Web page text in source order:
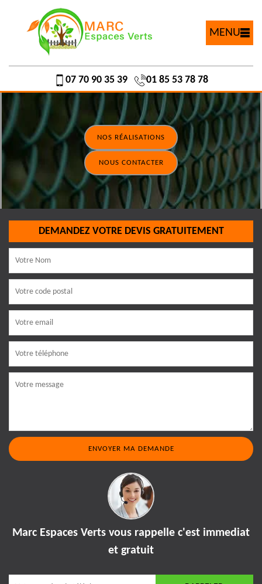
MENU
07 70 90 35 39 01 85 53 78 78
NOS RÉALISATIONS
NOUS CONTACTER
DEMANDEZ VOTRE DEVIS GRATUITEMENT
Marc Espaces Verts vous rappelle c'est immediat
et gratuit